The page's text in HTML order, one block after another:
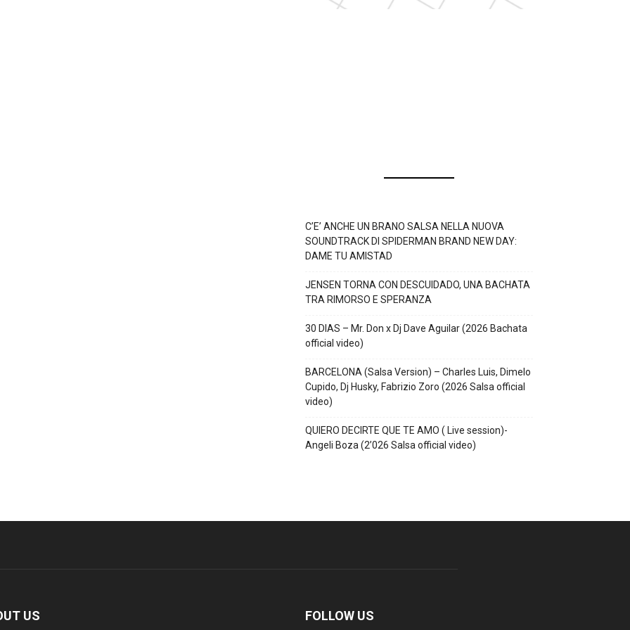
C’E’ ANCHE UN BRANO SALSA NELLA NUOVA
SOUNDTRACK DI SPIDERMAN BRAND NEW DAY:
DAME TU AMISTAD
JENSEN TORNA CON DESCUIDADO, UNA BACHATA
TRA RIMORSO E SPERANZA
30 DIAS – Mr. Don x Dj Dave Aguilar (2026 Bachata
official video)
BARCELONA (Salsa Version) – Charles Luis, Dimelo
Cupido, Dj Husky, Fabrizio Zoro (2026 Salsa official
video)
QUIERO DECIRTE QUE TE AMO ( Live session)-
Angeli Boza (2’026 Salsa official video)
US FOLLOW US